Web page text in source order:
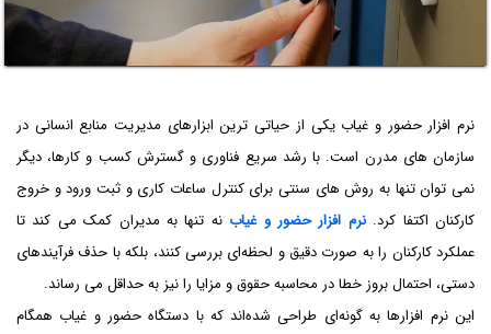
نرم افزار حضور و غیاب یکی از حیاتی ترین ابزارهای مدیریت منابع انسانی در
سازمان های مدرن است. با رشد سریع فناوری و گسترش کسب و کارها، دیگر
نمی توان تنها به روش های سنتی برای کنترل ساعات کاری و ثبت ورود و خروج
کارکنان اکتفا کرد.نرم افزار حضور و غیاب نه تنها به مدیران کمک می کند تا
عملکرد کارکنان را به صورت دقیق و لحظه‌ای بررسی کنند، بلکه با حذف فرآیندهای
دستی، احتمال بروز خطا در محاسبه حقوق و مزایا را نیز به حداقل می رساند.
این نرم افزارها به گونه‌ای طراحی شده‌اند که با دستگاه حضور و غیاب همگام